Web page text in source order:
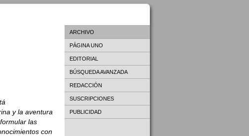
y la aventura
las
con
ARCHIVO
PÁGINA UNO
EDITORIAL
BÚSQUEDA AVANZADA
REDACCIÓN
SUSCRIPCIONES
PUBLICIDAD